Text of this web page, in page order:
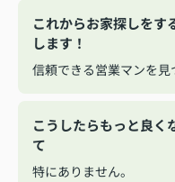
これからお家探しをす
します！
信頼できる営業マンを見
こうしたらもっと良く
て
特にありません。